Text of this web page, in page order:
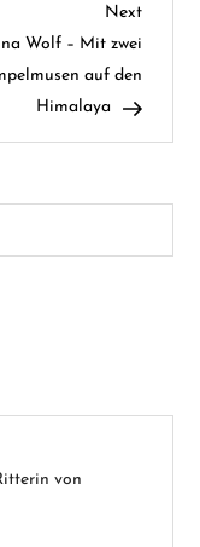
Next
Post
Next
Wolf – Mit zwei
auf den
Himalaya
von